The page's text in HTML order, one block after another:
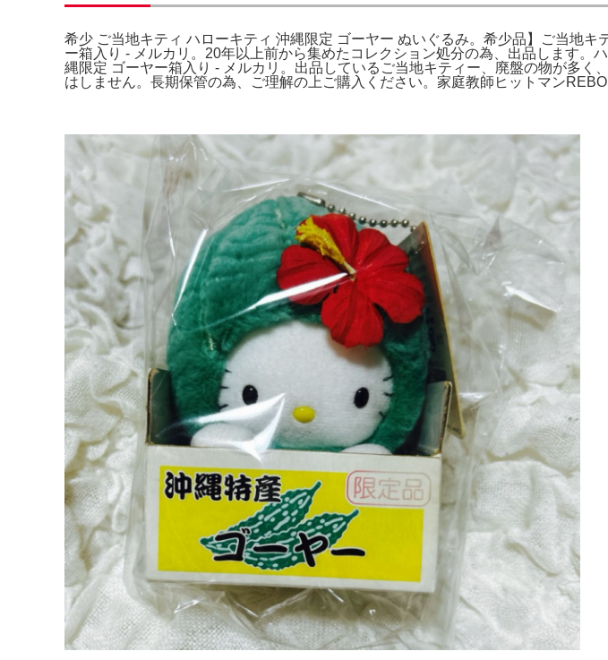
希少 ご当地キティ ハローキティ 沖縄限定 ゴーヤー ぬいぐるみ。希少品】ご当地
ー箱入り - メルカリ。20年以上前から集めたコレクション処分の為、出品します
縄限定 ゴーヤー箱入り - メルカリ。出品しているご当地キティー、廃盤の物が多
はしません。長期保管の為、ご理解の上ご購入ください。家庭教師ヒットマン